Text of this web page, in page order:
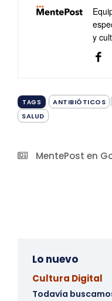
y
TAGS ANTIBIÓTICOS
SALUD
MentePost en
Lo nuevo
Cultura Digital
Todavía